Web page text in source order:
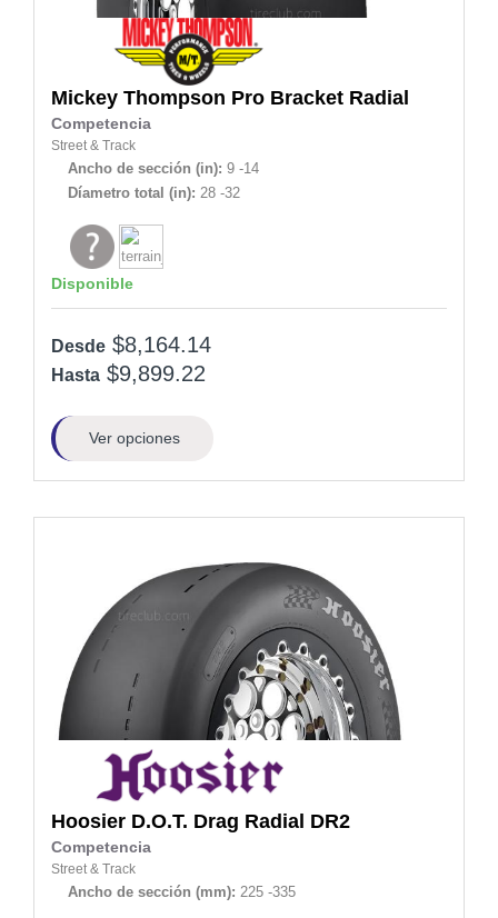
Mickey Thompson Pro Bracket Radial
Competencia
Street & Track
Ancho de sección (in): 9 -14
Díametro total (in): 28 -32
Disponible
Desde $8,164.14
Hasta $9,899.22
Ver opciones
Hoosier D.O.T. Drag Radial DR2
Competencia
Street & Track
Ancho de sección (mm): 225 -335